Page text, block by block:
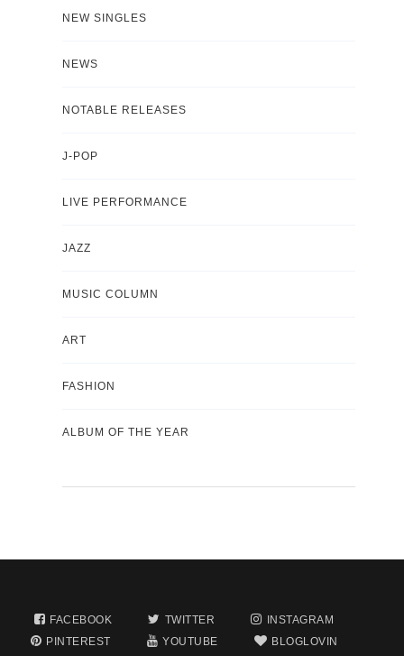
NEW SINGLES
NEWS
NOTABLE RELEASES
J-POP
LIVE PERFORMANCE
JAZZ
MUSIC COLUMN
ART
FASHION
ALBUM OF THE YEAR
FACEBOOK TWITTER
INSTAGRAM
PINTEREST
YOUTUBE BLOGLOVIN